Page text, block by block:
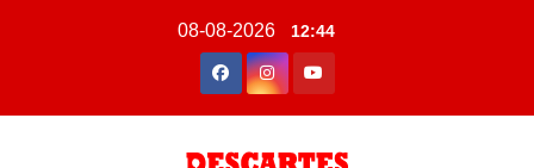
08-08-2026 12:44